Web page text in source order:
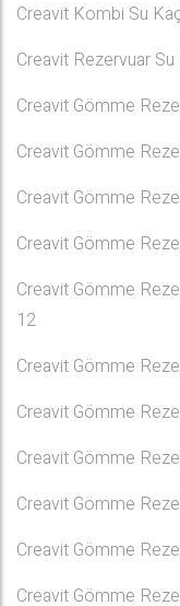
Creavit Kombi Su
Creavit Rezervuar
Creavit Gömme
Creavit Gömme
Creavit Gömme
Creavit Gömme
Creavit Gömme
12
Creavit Gömme
Creavit Gömme
Creavit Gömme
Creavit Gömme
Creavit Gömme
Creavit Gömme